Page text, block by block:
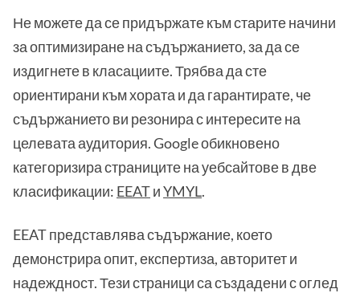
Не можете да се придържате към старите начини
за оптимизиране на съдържанието, за да се
издигнете в класациите. Трябва да сте
ориентирани към хората и да гарантирате, че
съдържанието ви резонира с интересите на
целевата аудитория. Google обикновено
категоризира страниците на уебсайтове в две
класификации: EEATиYMYL.
EEAT представлява съдържание, което
демонстрира опит, експертиза, авторитет и
надеждност. Тези страници са създадени с оглед